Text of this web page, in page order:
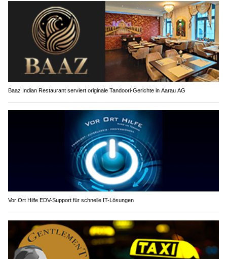
Baaz Indian Restaurant serviert originale Tandoori-Gerichte in Aarau AG
Vor Ort Hilfe EDV-Support für schnelle IT-Lösungen